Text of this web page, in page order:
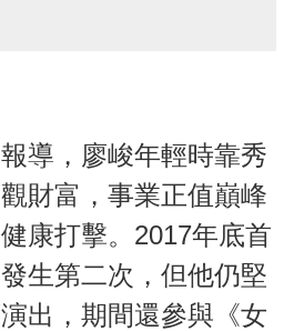
導，廖峻年輕時靠秀
財富，事業正值巔峰
康打擊。2017年底首
生第二次，但他仍堅
出，期間還參與《女